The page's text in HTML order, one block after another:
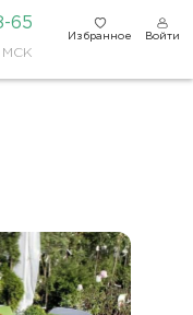
65
МСК
Избранное Войти